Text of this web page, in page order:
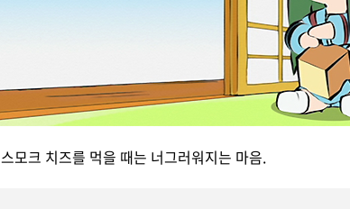
스모크 치즈를 먹을 때는 너그러워지는 마음.